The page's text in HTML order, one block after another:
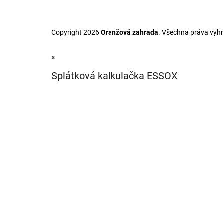
Copyright 2026Oranžová zahrada. Všechna práva
×
Splátková kalkulačka ESSOX